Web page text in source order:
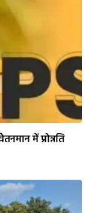
में प्रोन्नति